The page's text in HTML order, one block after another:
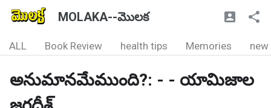
MOLAKA--మొలక
ALL Book Review health tips Memories new
అనుమానమేముంది?: - - యామిజాల